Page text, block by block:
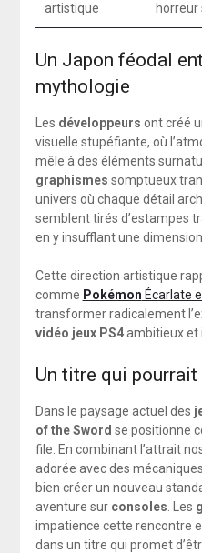
artistique
horreur
Un Japon féodal
mythologie
Les développeurs ont créé
visuelle stupéfiante, où
mêle à des éléments
graphismes somptueux
univers où chaque détail
semblent tirés d’estampes
en y insufflant une
Cette direction artistique
comme Pokémon Écarlate
transformer radicalement
vidéo jeux PS4ambitieux et
Un titre qui
Dans le paysage actuel des
of the Sword se positionne
file. En combinant l’attrait
adorée avec des
bien créer un nouveau
aventure sur consoles. Les
impatience cette rencontre
dans un titre qui promet